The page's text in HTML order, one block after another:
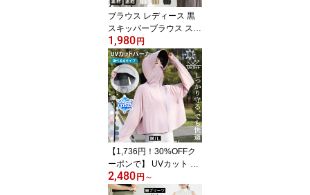
人 ママ 母 OL
ブラウス レディース 黒
スキッパーブラウス スキ
ッパーシャツ ゆったり
シャツブラウス 半袖 シ
ャツ 無地 きれいめ トッ
プス Vネック 体型カバー
着痩せ ドルマン 涼しい
オフィス カジュアル OL
春夏
1,980 円
【1,736円！30%OFFク
ーポンで】 UVカット パ
ーカー カーディガン 冷
感 レディース 春 夏 白 長
2,480 円 ～